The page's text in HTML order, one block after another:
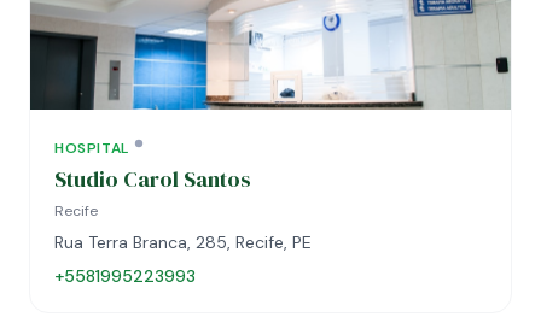
HOSPITAL
Studio Carol Santos
Recife
Rua Terra Branca, 285, Recife, PE
+5581995223993